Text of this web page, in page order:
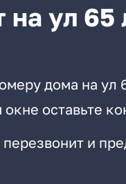
ул 65
дома на ул
оставьте
и